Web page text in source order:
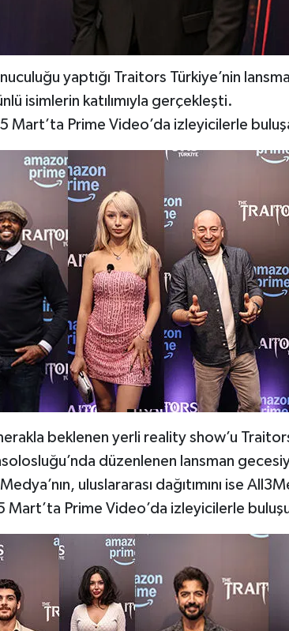
yaptığı Traitors Türkiye’nin
isimlerin katılımıyla gerçekleşti.
Mart’ta Prime Video’da izleyicilerle
beklenen yerli reality show’u
düzenlenen lansman
Medya’nın, uluslararası dağıtımını ise
Mart’ta Prime Video’da izleyicilerle